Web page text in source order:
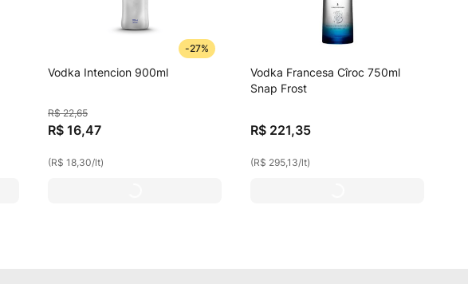
-27%
Vodka Intencion 900ml
R$ 22,65
R$ 16,47
(R$ 18,30/lt)
Vodka Francesa Cîroc 750ml
Snap Frost
R$ 221,35
(R$ 295,13/lt)